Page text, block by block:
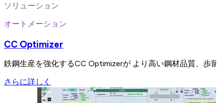
ソリューション
オートメーション
CC Optimizer
鉄鋼生産を強化するCC Optimizerが より高い鋼材品質、歩
さらに詳しく